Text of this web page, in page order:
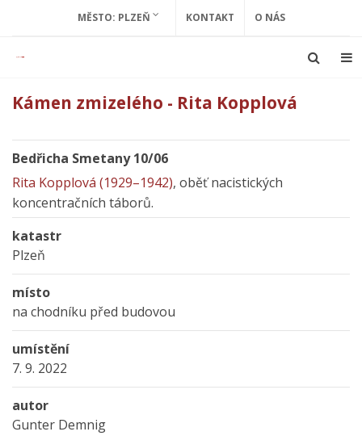
MĚSTO: PLZEŇ KONTAKT O NÁS
Kámen zmizelého - Rita Kopplová
Bedřicha Smetany 10/06
Rita Kopplová (1929–1942), oběť nacistických
koncentračních táborů.
katastr
Plzeň
místo
na chodníku před budovou
umístění
7. 9. 2022
autor
Gunter Demnig